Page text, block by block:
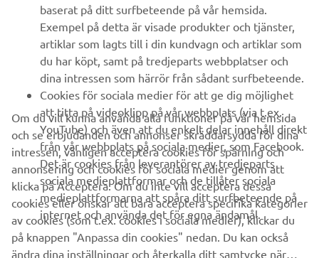
FAQ & SUPPORT
NYHETSBREV
Bli först att ta del av de senaste erbjudandena, evenemangen,
nyheterna och mycket mer
PRENUMERERA
Läs vår integritetspolicy för att ta reda på hur vi behandlar dina
personuppgifter:
Integritetspolicy
baserat på ditt surfbeteende på vår hemsida.
Exempel på detta är visade produkter och tjänster,
artiklar som lagts till i din kundvagn och artiklar som
du har köpt, samt på tredjeparts webbplatser och
dina intressen som härrör från sådant surfbeteende.
Cookies för sociala medier för att ge dig möjlighet
att titta på videoklipp på vår webbplats (via t.ex.
YouTube) och även att du enkelt delar innehåll direkt
från vår webbplats på sociala medier, som Facebook.
Det är cookies från leverantörer av tredjeparts
sociala medieplattformar och de tillåter sociala
medieplattformarna att spåra ditt surfbeteende på
internet och använda det för egna ändamål.
Om du vill kunna använda alla funktioner på vår hemsida
och se erbjudanden och annonser skräddarsydda för dina
intressen, vänligen acceptera cookies för spårning och
annonsering och cookies för sociala medier genom att
klicka på Acceptera. Om du inte vill acceptera dessa
cookies eller önskar att bara acceptera specifika kategorier
av cookies (som t.ex. cookies i sociala medier), klickar du
på knappen "Anpassa din cookies" nedan. Du kan också
ändra dina inställningar och återkalla ditt samtycke när